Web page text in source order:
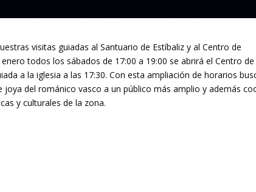
visitas guiadas al Santuario de Estíbaliz y al Centro de
todos los sábados de 17:00 a 19:00 se abrirá el Centro de
a la iglesia a las 17:30. Con esta ampliación de horarios
del románico vasco a un público más amplio y además
y culturales de la zona.